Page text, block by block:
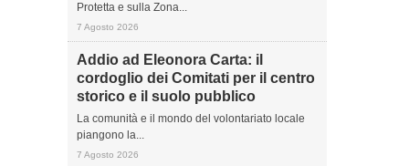
Protetta e sulla Zona...
7 Agosto 2026
Addio ad Eleonora Carta: il
cordoglio dei Comitati per il centro
storico e il suolo pubblico
La comunità e il mondo del volontariato locale
piangono la...
7 Agosto 2026